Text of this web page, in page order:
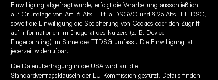
Einwilligung abgefragt wurde, erfolgt die Verarbeitung ausschließlich
auf Grundlage von Art. 6 Abs. 1 lit. a DSGVO und § 25 Abs. 1 TTDSG,
soweit die Einwilligung die Speicherung von Cookies oder den Zugriff
auf Informationen im Endgerät des Nutzers (z. B. Device-
Fingerprinting) im Sinne des TTDSG umfasst. Die Einwilligung ist
jederzeit widerrufbar.
Die Datenübertragung in die USA wird auf die
Standardvertragsklauseln der EU-Kommission gestützt. Details finden